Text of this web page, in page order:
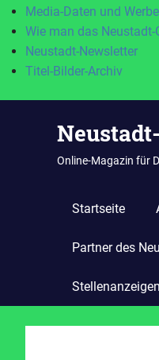
Media-Daten und
Wie man das Neustadt-
Neustadt-Newsletter
Titel-Bilder-Archiv
Online-Magazin für
Startseite
Partner des
Stellenanzeigen